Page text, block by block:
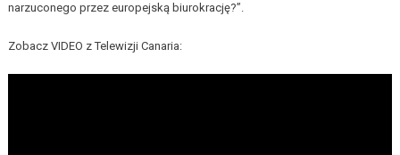
narzuconego przez europejską biurokrację?”.
Zobacz VIDEO z Telewizji Canaria: